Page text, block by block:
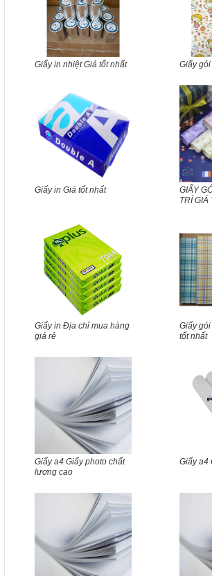
Giấy in nhiệt Giá tốt nhất Giấy
Giấy in Giá tốt nhất
GIẤY
TRÍ GIÁ
Giấy in Địa chỉ mua hàng
giá rẻ
Giấy
tốt nhất
Giấy a4 Giấy photo chất
lượng cao
Giấy a4